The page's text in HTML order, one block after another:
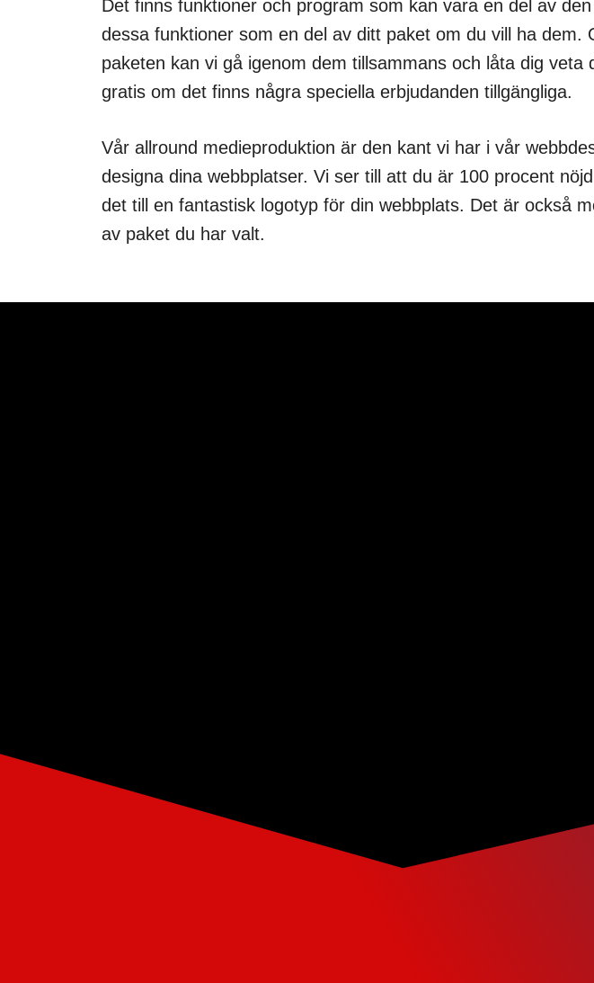
Det finns funktioner och program som kan vara en del av
dessa funktioner som en del av ditt paket om du vill ha
paketen kan vi gå igenom dem tillsammans och låta dig
gratis om det finns några speciella erbjudanden tillgängliga.
Vår allround medieproduktion är den kant vi har i vår
designa dina webbplatser. Vi ser till att du är 100 procent
det till en fantastisk logotyp för din webbplats. Det är också
av paket du har valt.